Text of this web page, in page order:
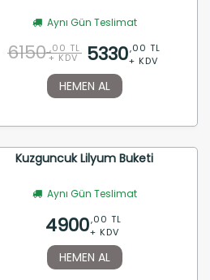
Aynı Gün Teslimat
6150 ,00 TL
+ KDV 5330,00 TL
+ KDV
HEMEN AL
Kuzguncuk Lilyum Buketi
Aynı Gün Teslimat
4900,00 TL
+ KDV
HEMEN AL